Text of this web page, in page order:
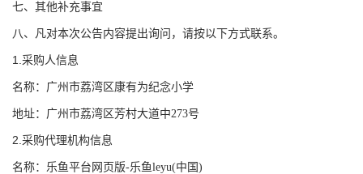
七、其他补充事宜
八、凡对本次公告内容提出询问，请按以下方式联系。
1. 采购人信息
名称： 广州市荔湾区康有为纪念小学
地址： 广州市荔湾区芳村大道中273号
2. 采购代理机构信息
名称：乐鱼平台网页版-乐鱼leyu(中国)